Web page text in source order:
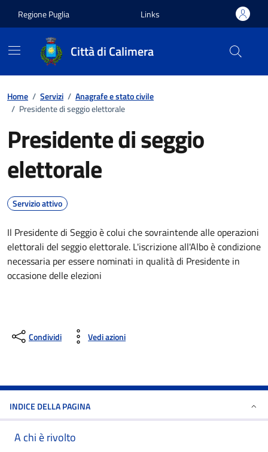
Regione Puglia Links
Città di Calimera
Home / Servizi / Anagrafe e stato civile
/ Presidente di seggio elettorale
Presidente di seggio
elettorale
Servizio attivo
Il Presidente di Seggio è colui che sovraintende alle operazioni
elettorali del seggio elettorale. L'iscrizione all'Albo è condizione
necessaria per essere nominati in qualità di Presidente in
occasione delle elezioni
Condividi Vedi azioni
INDICE DELLA PAGINA
A chi è rivolto